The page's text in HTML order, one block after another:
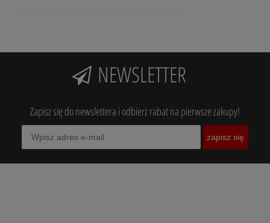
NEWSLETTER
Zapisz się do newslettera i odbierz rabat na pierwsze zakupy!
zapisz się